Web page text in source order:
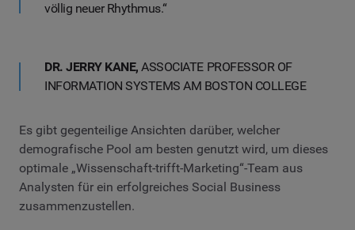
völlig neuer Rhythmus.“
DR. JERRY KANE, ASSOCIATE PROFESSOR OF
INFORMATION SYSTEMS AM BOSTON COLLEGE
Es gibt gegenteilige Ansichten darüber, welcher
demografische Pool am besten genutzt wird, um dieses
optimale „Wissenschaft-trifft-Marketing“-Team aus
Analysten für ein erfolgreiches Social Business
zusammenzustellen.